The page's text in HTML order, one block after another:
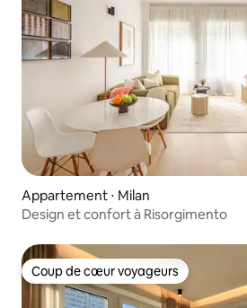
Appartement ⋅ Milan
Design et confort à Risorgimento
Coup de cœur voyageurs
Coup de cœur voyageurs